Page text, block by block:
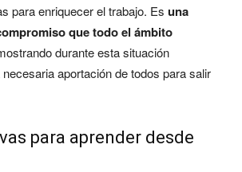
para enriquecer el trabajo. Es una
que todo el ámbito
durante esta situación
aportación de todos para salir
para aprender desde